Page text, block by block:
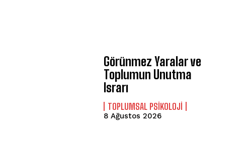
Görünmez Yaralar ve
Toplumun Unutma
Israrı
TOPLUMSAL PSIKOLOJI
8 Ağustos 2026